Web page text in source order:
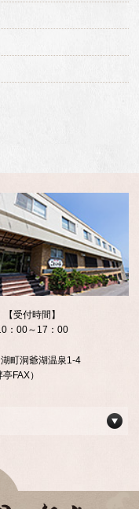
【受付時間】
：00～17：00
町洞爺湖温泉1-4
FAX）